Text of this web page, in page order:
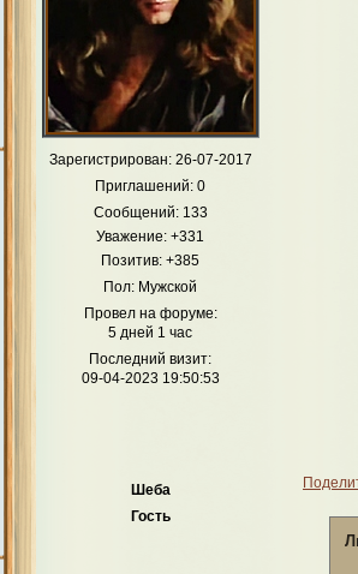
Зарегистрирован: 26-07-2017
Приглашений: 0
Сообщений:133
Уважение: +331
Позитив: +385
Пол: Мужской
Провел на форуме:
5 дней 1 час
Последний визит:
09-04-2023 19:50:53
Шеба
Гость